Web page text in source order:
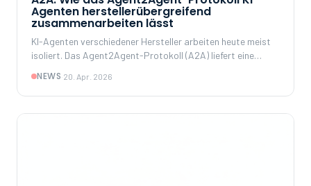
Agenten herstellerübergreifend
zusammenarbeiten lässt
KI-Agenten verschiedener Hersteller arbeiten heute meist
isoliert. Das Agent2Agent-Protokoll (A2A) liefert eine
authentifizieren und Aufgaben gemeinsam erledigen – über
Framework- und Anbietergrenzen hinweg.
NEWS·20. Apr. 2026